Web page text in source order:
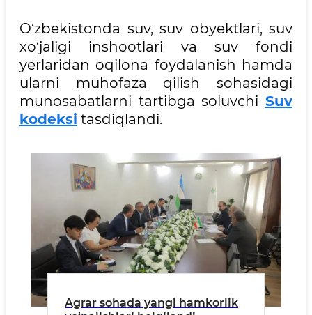
O‘zbekistonda suv, suv obyektlari, suv
xo‘jaligi inshootlari va suv fondi
yerlaridan oqilona foydalanish hamda
ularni muhofaza qilish sohasidagi
munosabatlarni tartibga soluvchi Suv
kodeksi tasdiqlandi.
Agrar sohada yangi hamkorlik